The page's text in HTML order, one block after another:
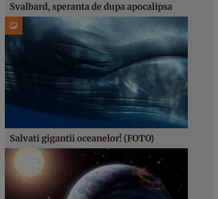
Svalbard, speranta de dupa apocalipsa
Salvati gigantii oceanelor! (FOTO)